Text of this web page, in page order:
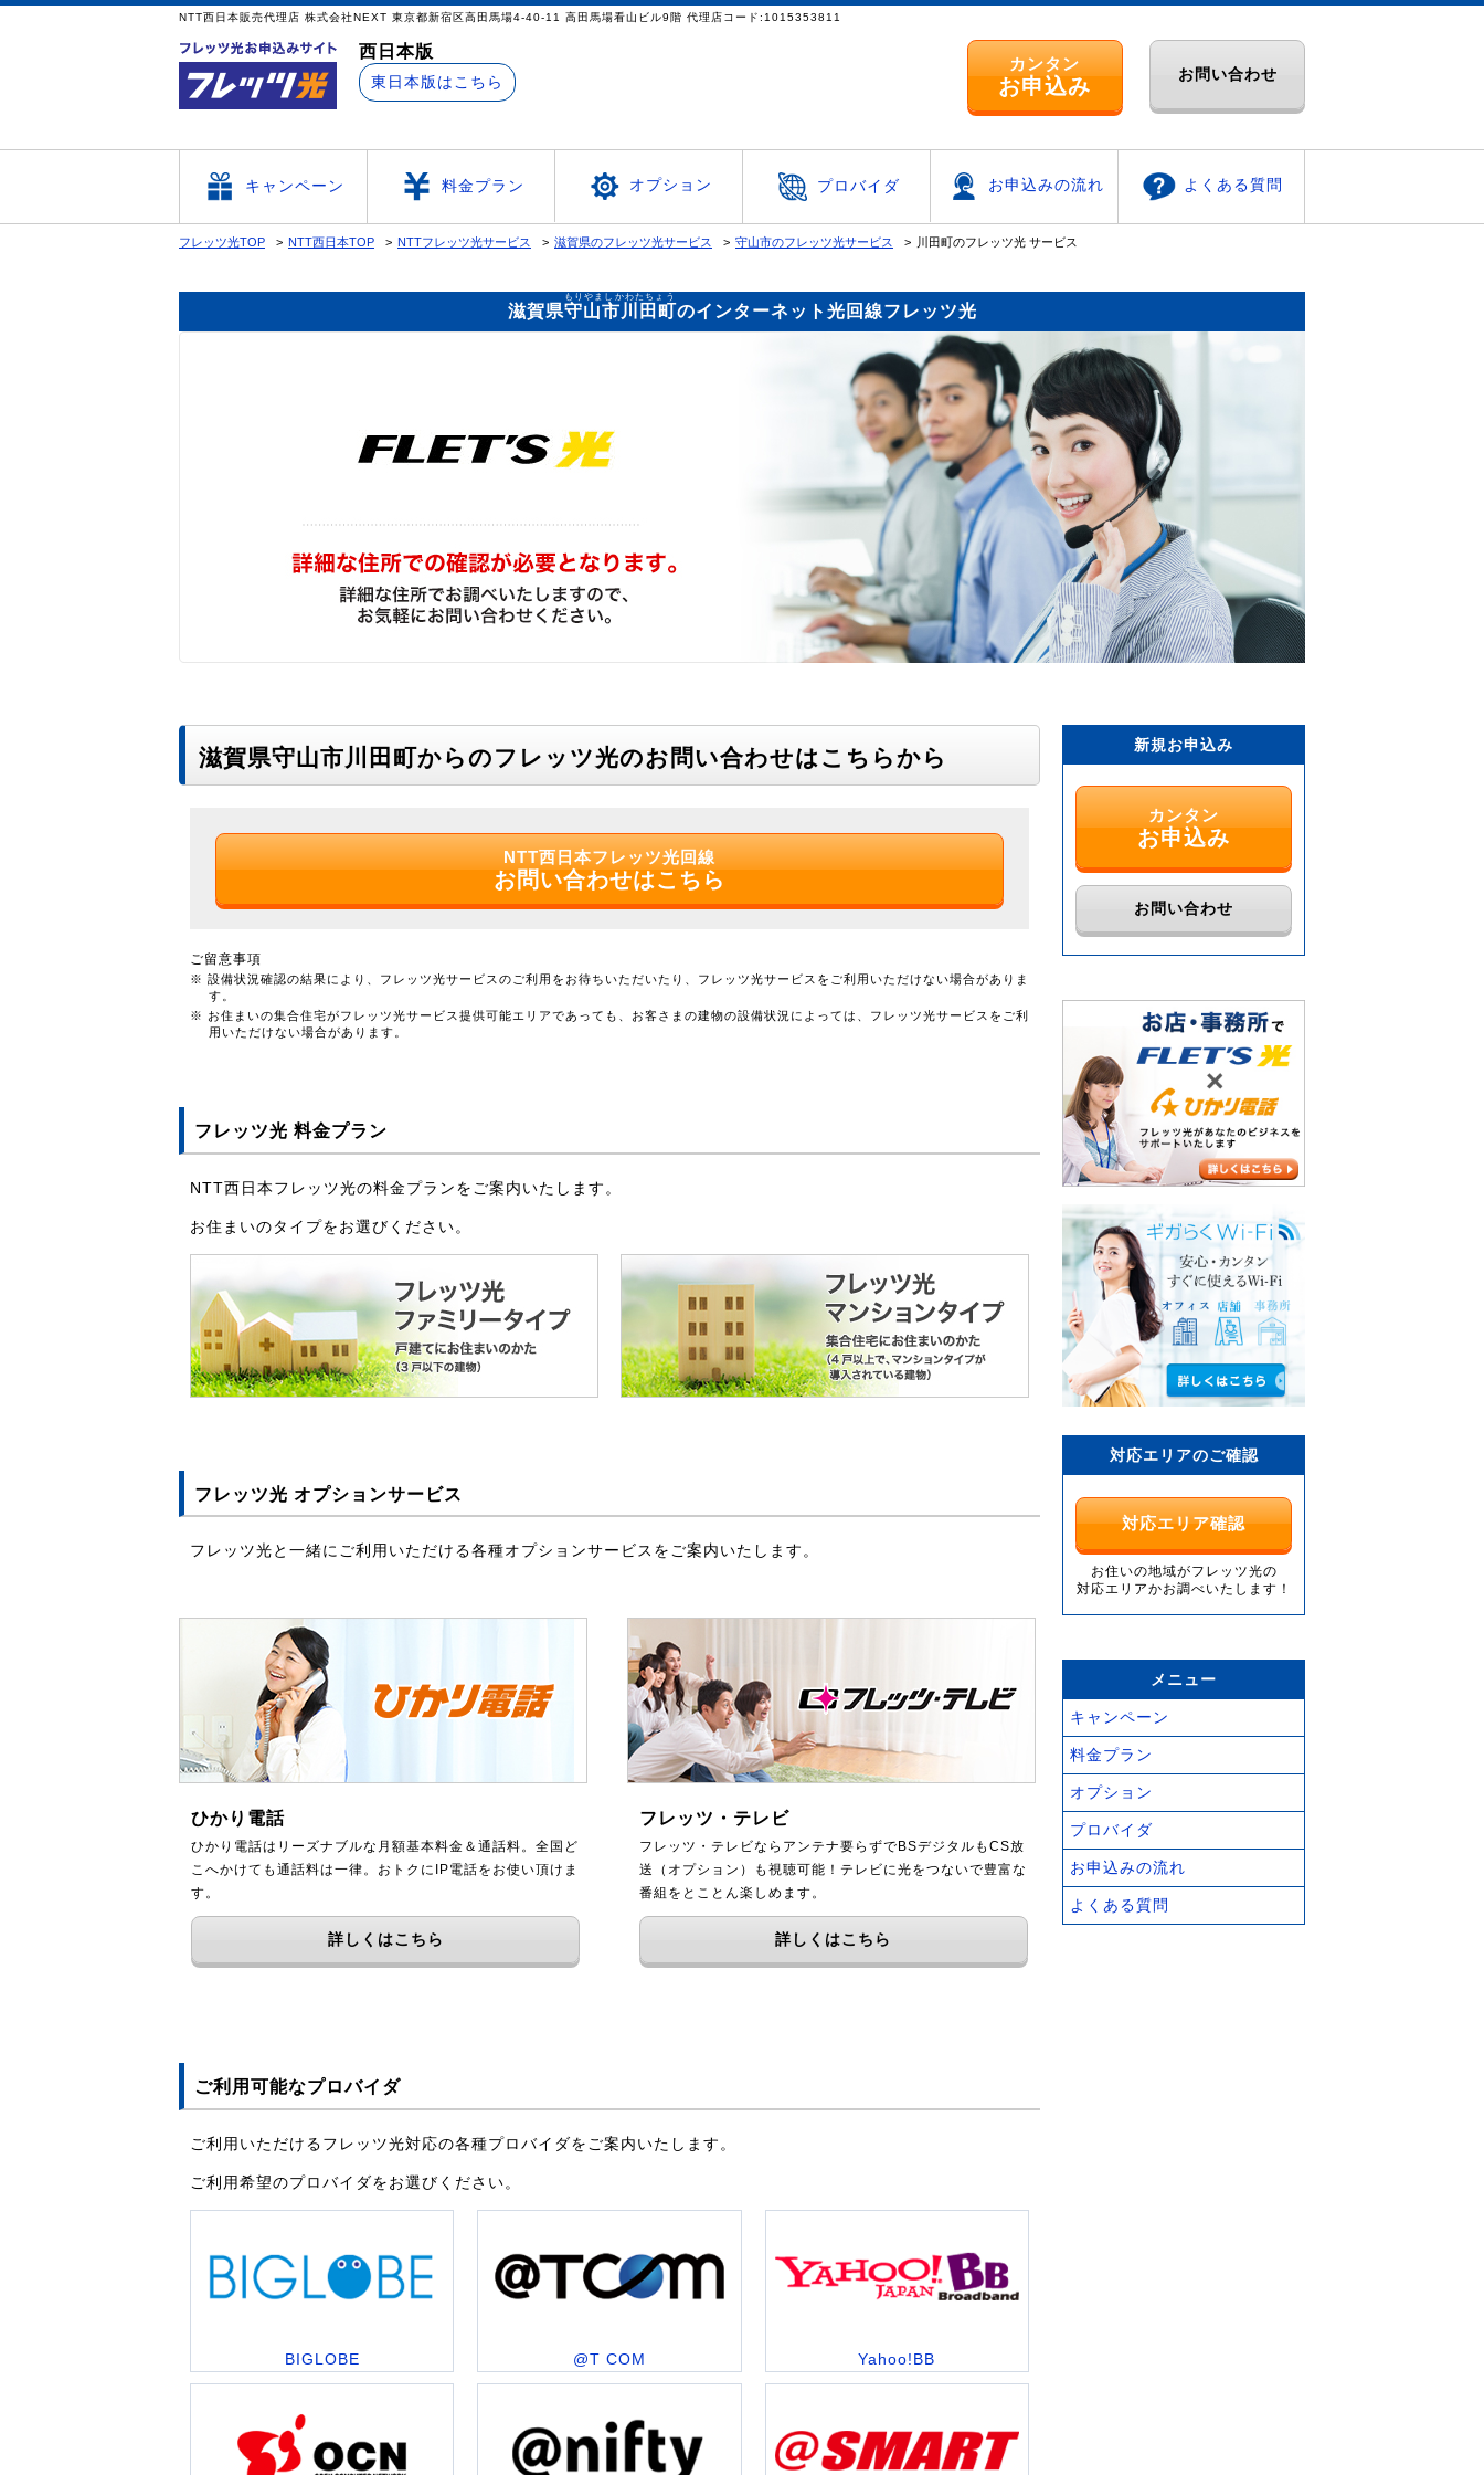
NTT西日本販売代理店 株式会社NEXT 東京都新宿区高田馬場4-40-11 高田馬場看山ビル9階 代理店コード:1015353811
西日本版
東日本版はこちら
カンタン
お申込み お問い合わせ
キャンペーン 料金プラン オプション プロバイダ お申込みの流れ よくある質問
フレッツ光TOP NTT西日本TOP NTTフレッツ光サービス 滋賀県のフレッツ光サービス 守山市のフレッツ光サービス 川田町のフレッツ光 サービス
滋賀県守山市川田町
もりやましかわたちょう
のインターネット光回線フレッツ光
滋賀県守山市川田町からのフレッツ光のお問い合わせはこちらから
NTT西日本フレッツ光回線
お問い合わせはこちら
ご留意事項
※ 設備状況確認の結果により、フレッツ光サービスのご利用をお待ちいただいたり、フレッツ光サービスをご利用いただけない場合がありま
す。
※ お住まいの集合住宅がフレッツ光サービス提供可能エリアであっても、お客さまの建物の設備状況によっては、フレッツ光サービスをご利
用いただけない場合があります。
フレッツ光 料金プラン
NTT西日本フレッツ光の料金プランをご案内いたします。
お住まいのタイプをお選びください。
フレッツ光 オプションサービス
フレッツ光と一緒にご利用いただける各種オプションサービスをご案内いたします。
ひかり電話
ひかり電話はリーズナブルな月額基本料金＆通話料。全国ど
こへかけても通話料は一律。おトクにIP電話をお使い頂けま
す。
詳しくはこちら
フレッツ・テレビ
フレッツ・テレビならアンテナ要らずでBSデジタルもCS放
送（オプション）も視聴可能！テレビに光をつないで豊富な
番組をとことん楽しめます。
詳しくはこちら
ご利用可能なプロバイダ
ご利用いただけるフレッツ光対応の各種プロバイダをご案内いたします。
ご利用希望のプロバイダをお選びください。
BIGLOBE @T COM Yahoo!BB
新規お申込み
カンタン
お申込み
お問い合わせ
対応エリアのご確認
対応エリア確認
お住いの地域がフレッツ光の
対応エリアかお調べいたします！
メニュー
キャンペーン
料金プラン
オプション
プロバイダ
お申込みの流れ
よくある質問